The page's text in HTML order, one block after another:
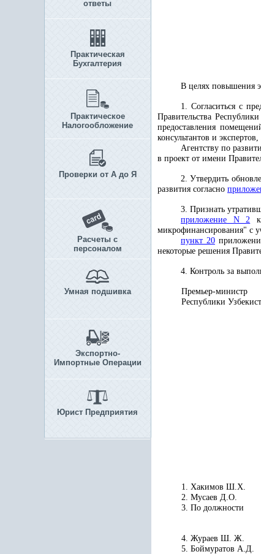
ответы
Практическая
Бухгалтерия
Практическое
Налогообложение
Проверки от А до Я
Расчеты с
персоналом
Умная подшивка
Экспортно-
Импортные Операции
Юрист Предприятия
В целях повышения
1. Согласиться с
Правительства
предоставления
консультантов и
Агентству по
в проект от имени
2. Утвердить
развития согласно
3. Признать
приложение N 2
микрофинансирования" с
пункт 20
некоторые решения
4. Контроль за
Премьер-министр
Республики
1. Хакимов Ш.Х.
2. Мусаев Д.О.
3. По должности
4. Жураев Ш. Ж.
5. Боймуратов А.Д.